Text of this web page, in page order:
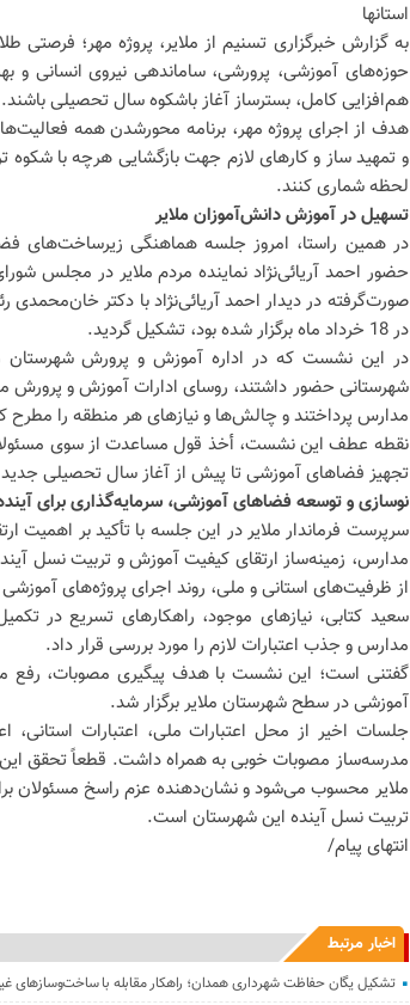
استانها
به گزارش خبرگزاری تسنیم از ملایر، پروژه مهر؛
حوزه‌های آموزشی، پرورشی، ساماندهی نیروی انسانی
هم‌افزایی کامل، بسترساز آغاز باشکوه سال تحصیلی باشند.
هدف از اجرای پروژه مهر، برنامه محورشدن همه
و تمهید ساز و کارهای لازم جهت بازگشایی هرچه با
لحظه شماری کنند.
تسهیل در آموزش دانش‌آموزان ملایر
در همین راستا، امروز جلسه هماهنگی زیرساخت‌های
حضور احمد آریائی‌‌نژاد نماینده مردم ملایر در مجلس
صورت‌گرفته در دیدار احمد آریائی‌‌نژاد با دکتر
در 18 خرداد ماه برگزار شده بود، تشکیل گردید.
در این نشست که در اداره آموزش و پرورش شهرستان
شهرستانی حضور داشتند، روسای ادارات آموزش و
مدارس پرداختند و چالش‌ها و نیازهای هر منطقه را مطرح
نقطه عطف این نشست، أخذ قول‌ مساعدت از سوی
تجهیز فضاهای آموزشی تا پیش از آغاز سال تحصیلی جدید در
نوسازی و توسعه فضاهای آموزشی، سرمایه‌گذاری برای
سرپرست فرماندار ملایر در این جلسه با تأکید بر اهمیت
مدارس، زمینه‌ساز ارتقای کیفیت آموزش و تربیت نسل
از ظرفیت‌های استانی و ملی، روند اجرای پروژه‌های
سعید کتابی، نیازهای موجود، راهکارهای تسریع در
مدارس و جذب اعتبارات لازم را مورد بررسی قرار داد.
گفتنی است؛ این نشست با هدف پیگیری مصوبات، رفع
آموزشی در سطح شهرستان ملایر برگزار شد.
جلسات اخیر از محل اعتبارات ملی، اعتبارات استانی،
مدرسه‌ساز مصوبات خوبی به همراه داشت‌. قطعاً تحقق این
ملایر محسوب می‌شود و نشان‌دهنده عزم راسخ مسئولان
تربیت نسل آینده این شهرستان است.
انتهای پیام/
اخبار مرتبط
تشکیل یگان حفاظت شهرداری همدان؛ راهکار مقابله با ساخت‌وسازهای